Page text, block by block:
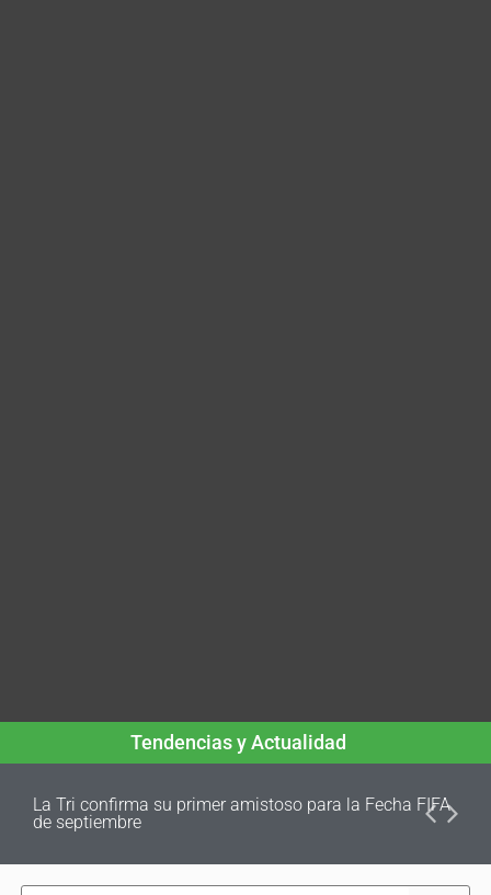
Tendencias y Actualidad
La Tri confirma su primer amistoso para la Fecha FIFA
de septiembre